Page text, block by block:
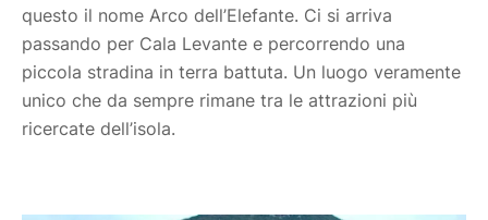
questo il nome Arco dell’Elefante. Ci si arriva
passando per Cala Levante e percorrendo una
piccola stradina in terra battuta. Un luogo veramente
unico che da sempre rimane tra le attrazioni più
ricercate dell’isola.